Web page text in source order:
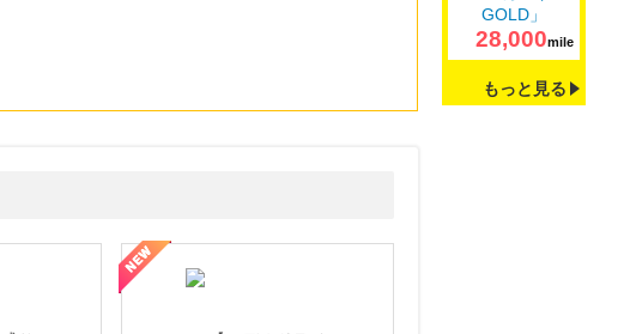
28,000mile
もっと見る